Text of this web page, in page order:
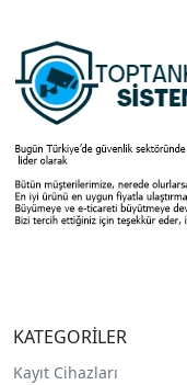
KATEGORİLER
Kayıt Cihazları